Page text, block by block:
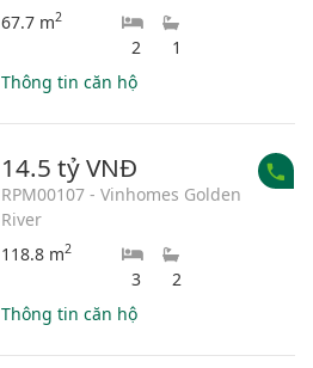
67.7 m2
2
1
Thông tin căn hộ
14.5 tỷ VNĐ
RPM00107 - Vinhomes Golden
River
118.8 m2
3
2
Thông tin căn hộ